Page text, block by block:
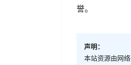
誉。
声明：
本站资源由网